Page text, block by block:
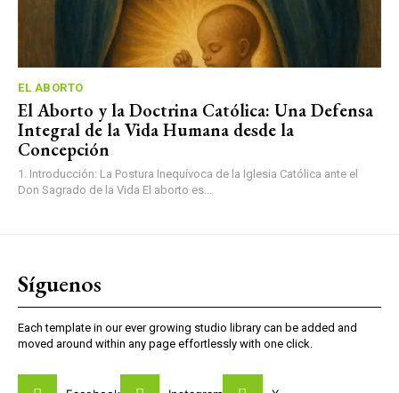
EL ABORTO
El Aborto y la Doctrina Católica: Una Defensa
Integral de la Vida Humana desde la
Concepción
1. Introducción: La Postura Inequívoca de la Iglesia Católica ante el
Don Sagrado de la Vida El aborto es...
Síguenos
Each template in our ever growing studio library can be added and
moved around within any page effortlessly with one click.